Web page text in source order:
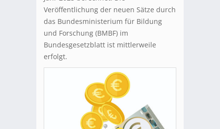
Veröffentlichung der neuen Sätze durch
das Bundesministerium für Bildung
und Forschung (BMBF) im
Bundesgesetzblatt ist mittlerweile
erfolgt.